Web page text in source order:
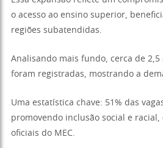
o acesso ao ensino superior,
regiões subatendidas.
Analisando mais fundo, cerca de
foram registradas, mostrando a
Uma estatística chave: 51% das
promovendo inclusão social e
oficiais do MEC.